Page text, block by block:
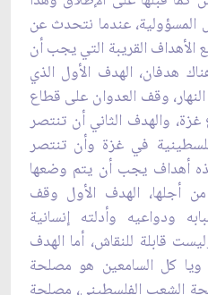
‏عندما نتحدث عن
القريبة التي يجب أن
هدفان، الهدف الأول الذي
وقف العدوان على قطاع
والهدف الثاني أن تنتصر
في غزة وأن ‏تنتصر
أهداف يجب أن يتم وضعها
أجلها، ‏الهدف الأول وقف
ودواعيه وأدلته إنسانية
‏قابلة للنقاش، أما الهدف
ويا كل السامعين هو مصلحة